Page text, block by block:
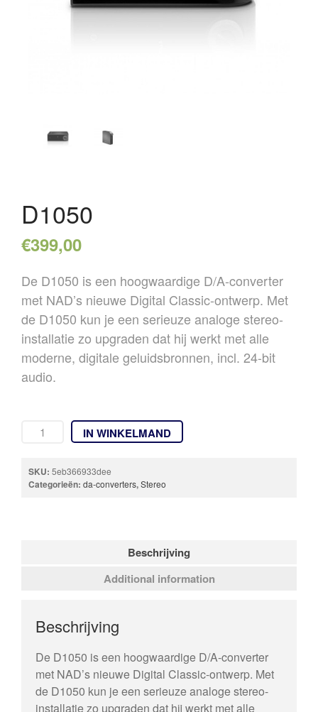
HOME
D1050
€399,00
De D1050 is een hoogwaardige D/A-converter
met NAD’s nieuwe Digital Classic-ontwerp. Met
de D1050 kun je een serieuze analoge stereo-
installatie zo upgraden dat hij werkt met alle
moderne, digitale geluidsbronnen, incl. 24-bit
audio.
IN WINKELMAND
SKU: 5eb366933dee
Categorieën: da-converters,Stereo
Beschrijving
Additional information
Beschrijving
De D1050 is een hoogwaardige D/A-converter
met NAD’s nieuwe Digital Classic-ontwerp. Met
de D1050 kun je een serieuze analoge stereo-
installatie zo upgraden dat hij werkt met alle